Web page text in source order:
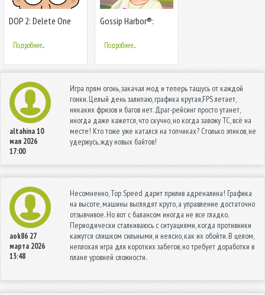
DOP 2: Delete One
Подробнее...
Gossip Harbor®:
Подробнее...
altahina10
мая 2026
17:00
Игра прям огонь, закачал мод и теперь тащусь от каждой
гонки. Целый день залипаю, графика крутая,FPS летает,
никаких фризов и багов нет. Драг-рейсинг просто утанет,
иногда даже кажется, что скучно, но когда завожу ТС, всё на
месте! Кто тоже уже катался на топчиках? Столько эпиков, не
удержусь, жду новых байтов!
aok86 27
марта 2026
13:48
Несомненно, Top Speed дарит прилив адреналина! Графика
на высоте, машины выглядят круто, а управление достаточно
отзывчивое. Но вот с балансом иногда не все гладко.
Периодически сталкиваюсь с ситуациями, когда противники
кажутся слишком сильными, и неясно, как их обойти. В целом,
неплохая игра для коротких забегов, но требует доработки в
плане уровней сложности.